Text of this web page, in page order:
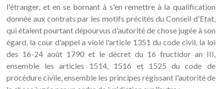
l'étranger, et en se bornant à s'en remettre à la qualification
donnée aux contrats par les motifs précités du Conseil d'Etat,
qui étaient pourtant dépourvus d'autorité de chose jugée à son
égard, la cour d'appel a violé l'article 1351 du code civil, la loi
des 16-24 août 1790 et le décret du 16 fructidor an III,
ensemble les articles 1514, 1516 et 1525 du code de
procédure civile, ensemble les principes régissant l'autorité de